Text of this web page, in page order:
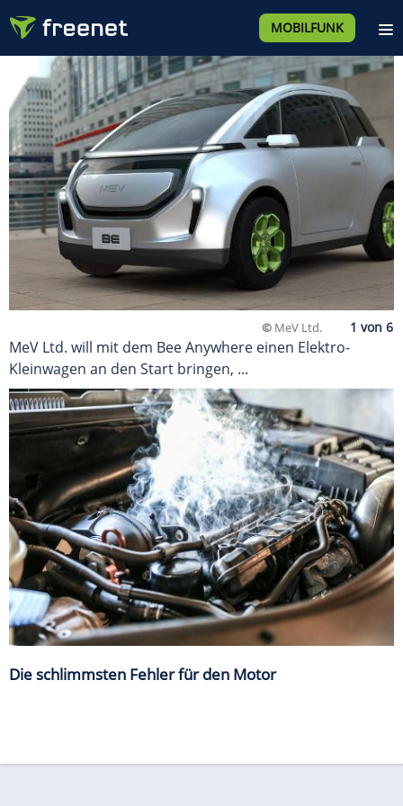
MOBILFUNK
© MeV Ltd.
MeV Ltd. will mit dem Bee Anywhere einen Elektro-
Kleinwagen an den Start bringen, ...
Die schlimmsten Fehler für den Motor